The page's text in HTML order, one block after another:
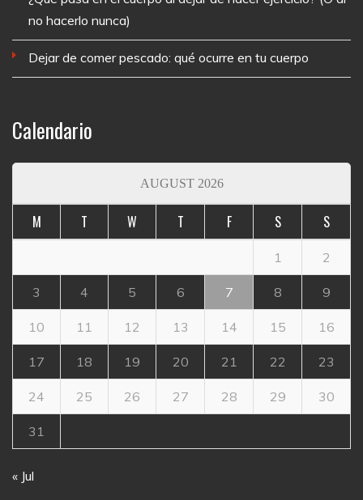
no hacerlo nunca)
Dejar de comer pescado: qué ocurre en tu cuerpo
Calendario
AUGUST 2026
M T W T F S S
1 2
3 4 5 6 7 8 9
10 11 12 13 14 15 16
17 18 19 20 21 22 23
24 25 26 27 28 29 30
31
« Jul